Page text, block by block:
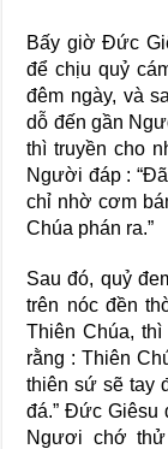
Bấy giờ Đức
để chịu quỷ
đêm ngày, và
dỗ đến gần
thì truyền cho
Người đáp :
chỉ nhờ cơm
Chúa phán ra.”
Sau đó, quỷ
trên nóc đền
Thiên Chúa,
rằng : Thiên
thiên sứ sẽ tay
đá.” Đức Giêsu
Ngươi chớ